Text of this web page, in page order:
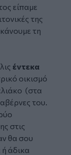
είπαμε
της
τη
έντεκα
οικισμό
(στα
του.
στις
θα σου
ή άδικα